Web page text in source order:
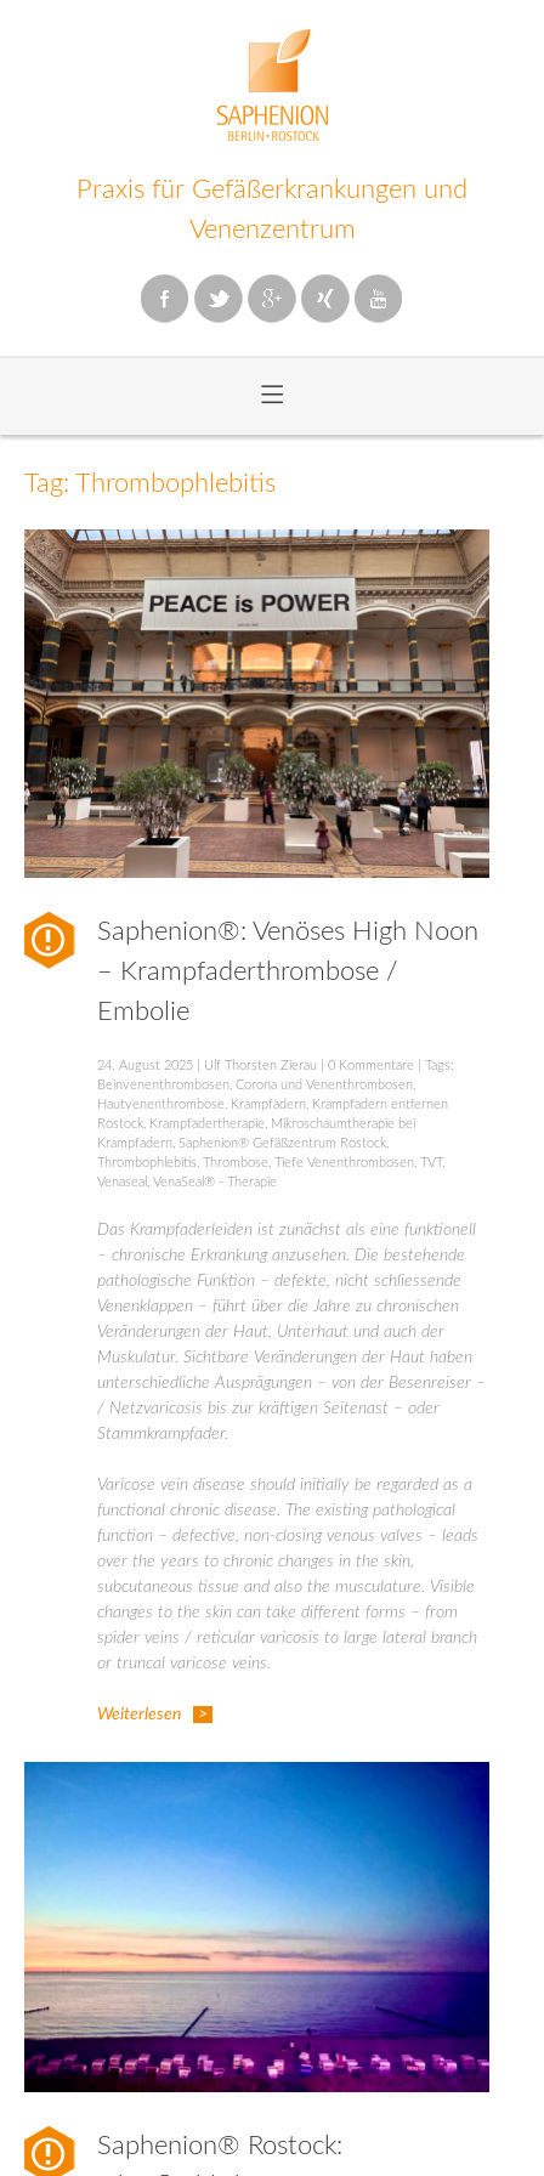
Praxis für Gefäßerkrankungen und
Venenzentrum
≡
Inhalt
Tag: Thrombophlebitis
Saphenion®: Venöses High Noon
– Krampfaderthrombose /
Embolie
24. August 2025 Ulf Thorsten Zierau 0 Kommentare | Tags:
Beinvenenthrombosen, Corona und Venenthrombosen,
Hautvenenthrombose, Krampfadern, Krampfadern entfernen
Rostock, Krampfadertherapie, Mikroschaumtherapie bei
Krampfadern, Saphenion® Gefäßzentrum Rostock,
Thrombophlebitis, Thrombose, Tiefe Venenthrombosen, TVT,
Venaseal , VenaSeal® - Therapie
Das Krampfaderleiden ist zunächst als eine funktionell
– chronische Erkrankung anzusehen. Die bestehende
pathologische Funktion – defekte, nicht schliessende
Venenklappen – führt über die Jahre zu chronischen
Veränderungen der Haut, Unterhaut und auch der
Muskulatur. Sichtbare Veränderungen der Haut haben
unterschiedliche Ausprägungen – von der Besenreiser –
/ Netzvaricosis bis zur kräftigen Seitenast – oder
Stammkrampfader.
Varicose vein disease should initially be regarded as a
functional chronic disease. The existing pathological
function – defective, non-closing venous valves – leads
over the years to chronic changes in the skin,
subcutaneous tissue and also the musculature. Visible
changes to the skin can take different forms – from
spider veins / reticular varicosis to large lateral branch
or truncal varicose veins.
Weiterlesen
Saphenion® Rostock: